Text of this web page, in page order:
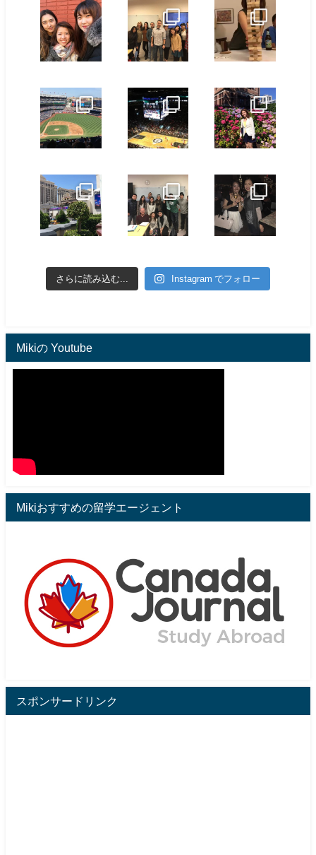
さらに読み込む... Instagram でフォロー
Mikiの Youtube
Mikiおすすめの留学エージェント
スポンサードリンク